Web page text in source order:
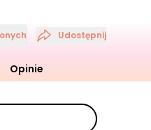
Udostępnij
Opinie